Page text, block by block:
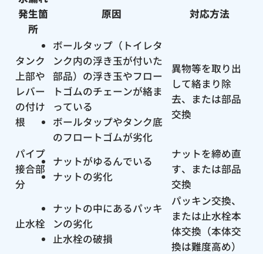
発生箇
所
原因 対応方法
タンク
上部や
レバー
の付け
根
ボールタップ（トイレタ
ンク内の浮き玉が付いた
部品）の浮き玉やフロー
トゴムのチェーンが絡ま
っている
ボールタップやタンク底
のフロートゴムが劣化
異物等を取り出
して絡まり除
去、または部品
交換
パイプ
接合部
分
ナットがゆるんでいる
ナットの劣化
ナットを締め直
す、または部品
交換
止水栓
ナットの中にあるパッキ
ンの劣化
止水栓の破損
パッキン交換、
または止水栓本
体交換（本体交
換は難度高め）